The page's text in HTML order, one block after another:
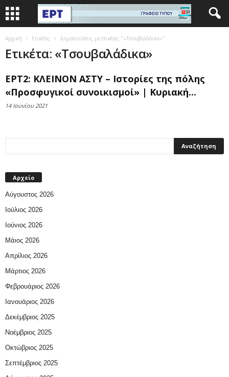
Αρχική Ετικέτες Δημοσιεύσεις με ετικέτες "«Τσουβαλάδικα»"
Ετικέτα: «Τσουβαλάδικα»
ΕΡΤ2: ΚΛΕΙΝΟΝ ΑΣΤΥ – Ιστορίες της πόλης
«Προσφυγικοί συνοικισμοί» | Κυριακή...
14 Ιουνίου 2021
Αρχείο
Αύγουστος 2026
Ιούλιος 2026
Ιούνιος 2026
Μάιος 2026
Απρίλιος 2026
Μάρτιος 2026
Φεβρουάριος 2026
Ιανουάριος 2026
Δεκέμβριος 2025
Νοέμβριος 2025
Οκτώβριος 2025
Σεπτέμβριος 2025